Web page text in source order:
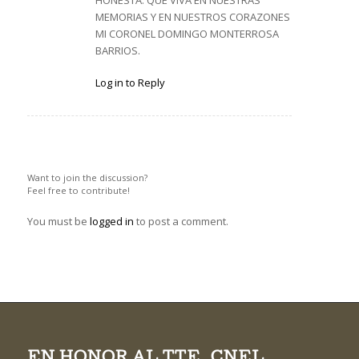
MEMORIAS Y EN NUESTROS CORAZONES
MI CORONEL DOMINGO MONTERROSA
BARRIOS.
Log in to Reply
Want to join the discussion?
Feel free to contribute!
You must be logged in to post a comment.